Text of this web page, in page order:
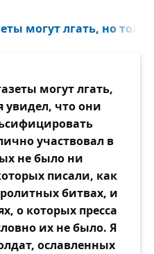
могут лгать, но
могут лгать,
увидел, что они
участвовал в
не было ни
писали, как
битвах, и
о которых пресса
их не было. Я
ославленных